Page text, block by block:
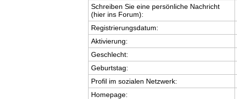
Schreiben Sie eine persönliche Nachricht
(hier ins Forum):
Registrierungsdatum:
Aktivierung:
Geschlecht:
Geburtstag:
Profil im sozialen Netzwerk:
Homepage: